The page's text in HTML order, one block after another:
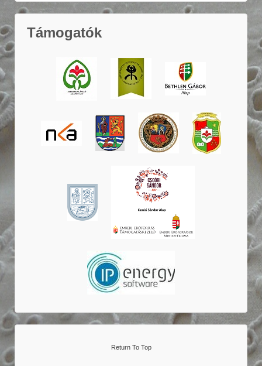
Támogatók
Return To Top